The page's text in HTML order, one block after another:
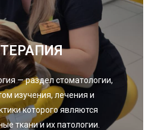
ТЕРАПИЯ
— раздел стоматологии,
изучения, лечения и
которого являются
ткани и их патологии.